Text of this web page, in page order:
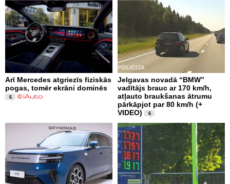
Arī Mercedes atgriezīs fiziskās
pogas, tomēr ekrāni dominēs
6
Jelgavas novadā “BMW”
vadītājs brauc ar 170 km/h,
atļauto braukšanas ātrumu
pārkāpjot par 80 km/h (+
VIDEO)
6